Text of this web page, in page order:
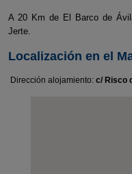
A 20 Km de El Barco de
Jerte.
Localización en el
Dirección alojamiento: c/ Risco